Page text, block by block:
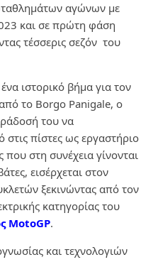
αγώνων με
και σε πρώτη φάση
τέσσερις σεζόν του
ιστορικό βήμα για τον
το Borgo Panigale, ο
του να
στις πίστες ως εργαστήριο
που στη συνέχεια γίνονται
εισέρχεται στον
ξεκινώντας από τον
κατηγορίας του
MotoGP.
και τεχνολογιών